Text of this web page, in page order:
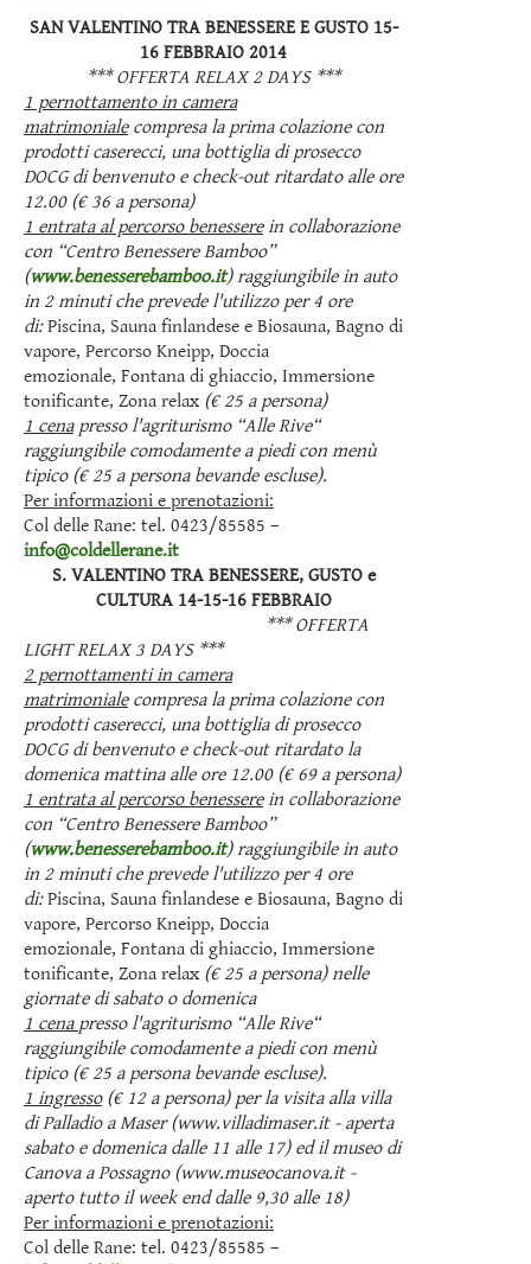
SAN VALENTINO TRA BENESSERE E GUSTO 15-
16 FEBBRAIO 2014
*** OFFERTA RELAX 2 DAYS ***
1 pernottamento in camera
matrimonialecompresa la prima colazione con
prodotti caserecci, una bottiglia di prosecco
DOCG di benvenuto e check-out ritardato alle ore
12.00 (€ 36 a persona)
1 entrata al percorso benesserein collaborazione
con “Centro Benessere Bamboo”
(www.benesserebamboo.it) raggiungibile in auto
in 2 minuti che prevede l'utilizzo per 4 ore
di:Piscina, Sauna finlandese e Biosauna, Bagno di
vapore, Percorso Kneipp, Doccia
emozionale, Fontana di ghiaccio, Immersione
tonificante, Zona relax (€ 25 a persona)
1 cenapresso l'agriturismo “Alle Rive“
raggiungibile comodamente a piedi con menù
tipico (€ 25 a persona bevande escluse).
Per informazioni e prenotazioni:
Col delle Rane: tel. 0423/85585 –
info@coldellerane.it
S. VALENTINO TRA BENESSERE, GUSTO e
CULTURA 14-15-16 FEBBRAIO
*** OFFERTA
LIGHT RELAX 3 DAYS ***
2 pernottamenti in camera
matrimonialecompresa la prima colazione con
prodotti caserecci, una bottiglia di prosecco
DOCG di benvenuto e check-out ritardato la
domenica mattina alle ore 12.00 (€ 69 a persona)
1 entrata al percorso benesserein collaborazione
con “Centro Benessere Bamboo”
(www.benesserebamboo.it) raggiungibile in auto
in 2 minuti che prevede l'utilizzo per 4 ore
di:Piscina, Sauna finlandese e Biosauna, Bagno di
vapore, Percorso Kneipp, Doccia
emozionale, Fontana di ghiaccio, Immersione
tonificante, Zona relax (€ 25 a persona) nelle
giornate di sabato o domenica
1 cena presso l'agriturismo “Alle Rive“
raggiungibile comodamente a piedi con menù
tipico (€ 25 a persona bevande escluse).
1 ingresso (€ 12 a persona) per la visita alla villa
di Palladio a Maser (www.villadimaser.it - aperta
sabato e domenica dalle 11 alle 17) ed il museo di
Canova a Possagno (www.museocanova.it -
aperto tutto il week end dalle 9,30 alle 18)
Per informazioni e prenotazioni:
Col delle Rane: tel. 0423/85585 –